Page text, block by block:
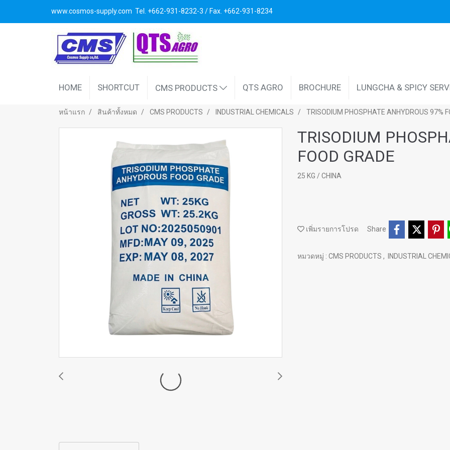
www.cosmos-supply.com Tel. +662-931-8232-3 / Fax. +662-931-8234
HOME SHORTCUT CMS PRODUCTS QTS AGRO BROCHURE LUNGCHA & SPICY
หน้าแรก สินค้าทั้งหมด CMS PRODUCTS INDUSTRIAL CHEMICALS TRISODIUM PHOSPHATE ANHYDROUS 97%
TRISODIUM
FOOD GRADE
25 KG / CHINA
เพิ่มรายการโปรด Share
หมวดหมู่ : CMS PRODUCTS , INDUSTRIAL